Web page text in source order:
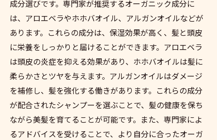
成分選びです。専門家が推奨するオーガニック成分に
は、アロエベラやホホバオイル、アルガンオイルなどが
あります。これらの成分は、保湿効果が高く、髪と頭皮
に栄養をしっかりと届けることができます。アロエベラ
は頭皮の炎症を抑える効果があり、ホホバオイルは髪に
柔らかさとツヤを与えます。アルガンオイルはダメージ
を補修し、髪を強化する働きがあります。これらの成分
が配合されたシャンプーを選ぶことで、髪の健康を保ち
ながら美髪を育てることが可能です。また、専門家によ
るアドバイスを受けることで、より自分に合ったオーガ